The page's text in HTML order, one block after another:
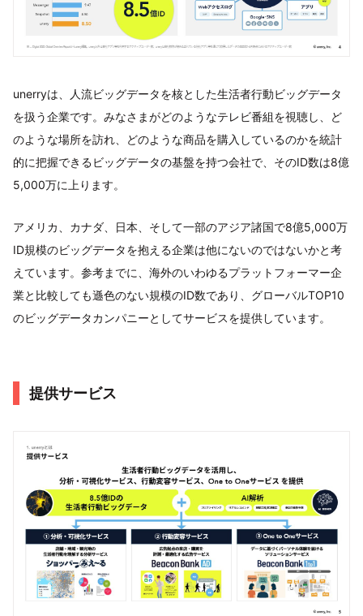
unerryは、人流ビッグデータを核とした生活者行動ビッグデータ
を扱う企業です。みなさまがどのようなテレビ番組を視聴し、ど
のような場所を訪れ、どのような商品を購入しているのかを統計
的に把握できるビッグデータの基盤を持つ会社で、そのID数は8億
5,000万に上ります。
アメリカ、カナダ、日本、そして一部のアジア諸国で8億5,000万
ID規模のビッグデータを抱える企業は他にないのではないかと考
えています。参考までに、海外のいわゆるプラットフォーマー企
業と比較しても遜色のない規模のID数であり、グローバルTOP10
のビッグデータカンパニーとしてサービスを提供しています。
提供サービス